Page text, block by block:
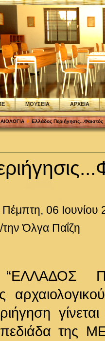
ΜΟΥΣΕΙΑ ΑΡΧΕΙΑ
Ελλάδος Περιήγησις...Φαιστός
Πέμπτη, 06
Όλγα Παΐζη
πεδιάδα της